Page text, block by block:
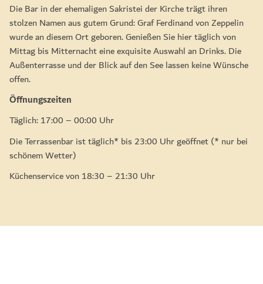
Die Bar in der ehemaligen Sakristei der Kirche trägt ihren
stolzen Namen aus gutem Grund: Graf Ferdinand von Zeppelin
wurde an diesem Ort geboren. Genießen Sie hier täglich von
Mittag bis Mitternacht eine exquisite Auswahl an Drinks. Die
Außenterrasse und der Blick auf den See lassen keine Wünsche
offen.
Öffnungszeiten
Täglich: 17:00 – 00:00 Uhr
Die Terrassenbar ist täglich* bis 23:00 Uhr geöffnet (* nur bei
schönem Wetter)
Küchenservice von 18:30 – 21:30 Uhr